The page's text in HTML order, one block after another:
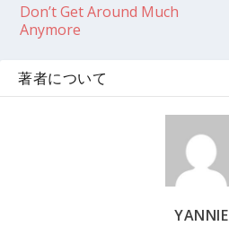
Don’t Get Around Much
Anymore
著者について
YANNIE